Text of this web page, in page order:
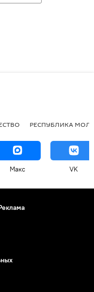
РЕСПУБЛИКА
Макс VK